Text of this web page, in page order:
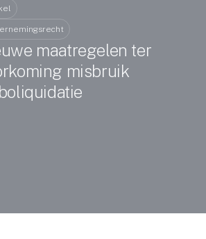
maatregelen ter
misbruik